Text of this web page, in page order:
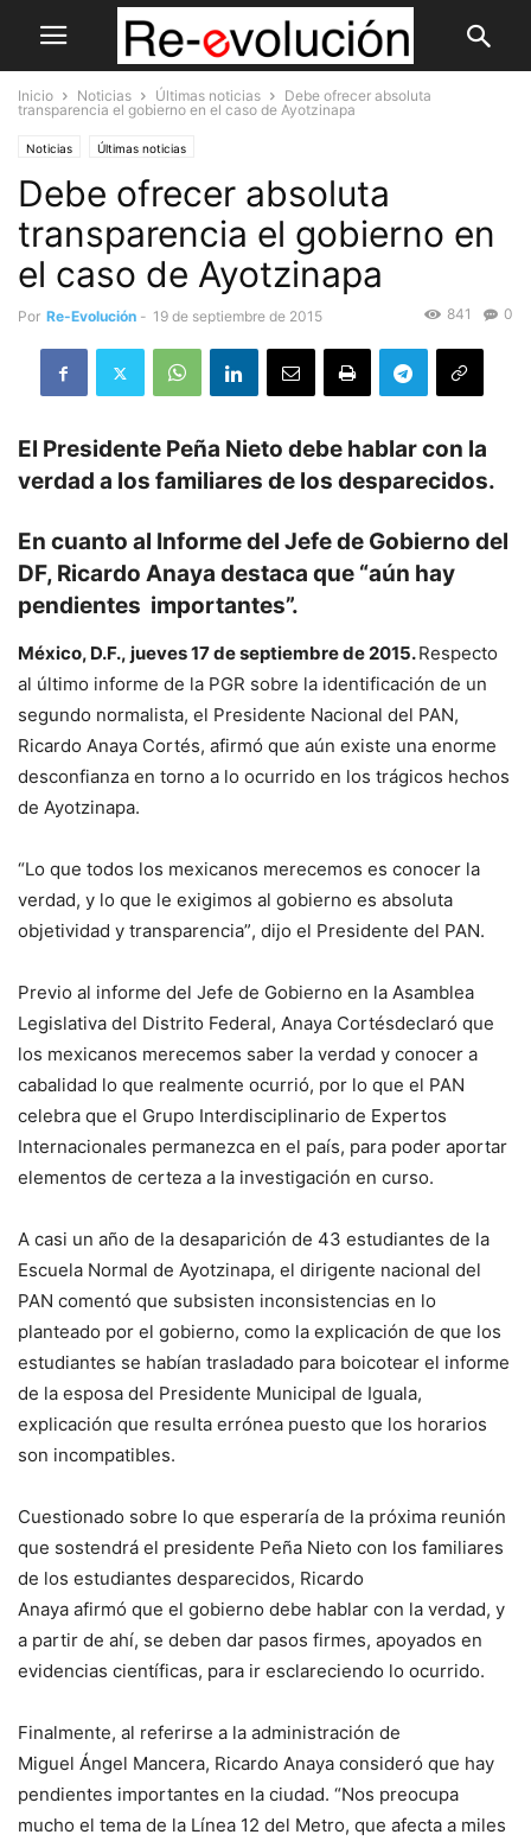
Inicio Noticias Últimas noticias
Debe ofrecer absoluta
transparencia el gobierno en el caso de Ayotzinapa
Noticias Últimas noticias
Debe ofrecer absoluta
transparencia el gobierno en
el caso de Ayotzinapa
Por Re-Evolución - 19 de septiembre de 2015 0
841
El Presidente Peña Nieto debe hablar con la
verdad a los familiares de los desparecidos.
En cuanto al Informe del Jefe de Gobierno del
DF, Ricardo Anaya destaca que “aún hay
pendientes importantes”.
México, D.F., jueves17 de septiembre de 2015.Respecto
al último informe de la PGR sobre la identificación de un
segundo normalista, el Presidente Nacional del PAN,
Ricardo Anaya Cortés, afirmó que aún existe una enorme
desconfianza en torno a lo ocurrido en los trágicos hechos
de Ayotzinapa.
“Lo que todos los mexicanos merecemos es conocer la
verdad, y lo que le exigimos al gobierno es absoluta
objetividad y transparencia”, dijo el Presidente del PAN.
Previo al informe del Jefe de Gobierno en la Asamblea
Legislativa del Distrito Federal, Anaya Cortésdeclaró que
los mexicanos merecemos saber la verdad y conocer a
cabalidad lo que realmente ocurrió, por lo que el PAN
celebra que el Grupo Interdisciplinario de Expertos
Internacionales permanezca en el país, para poder aportar
elementos de certeza a la investigación en curso.
A casi un año de la desaparición de 43 estudiantes de la
Escuela Normal de Ayotzinapa, el dirigente nacional del
PAN comentó que subsisten inconsistencias en lo
planteado por el gobierno, como la explicación de que los
estudiantes se habían trasladado para boicotear el informe
de la esposa del Presidente Municipal de Iguala,
explicación que resulta errónea puesto que los horarios
son incompatibles.
Cuestionado sobre lo que esperaría de la próxima reunión
que sostendrá el presidente Peña Nieto con los familiares
de los estudiantes desparecidos, Ricardo
Anaya afirmó que el gobierno debe hablar con la verdad, y
a partir de ahí, se deben dar pasos firmes, apoyados en
evidencias científicas, para ir esclareciendo lo ocurrido.
Finalmente, al referirse a la administración de
Miguel Ángel Mancera, Ricardo Anaya consideró que hay
pendientes importantes en la ciudad. “Nos preocupa
mucho el tema de la Línea 12 del Metro, que afecta a miles